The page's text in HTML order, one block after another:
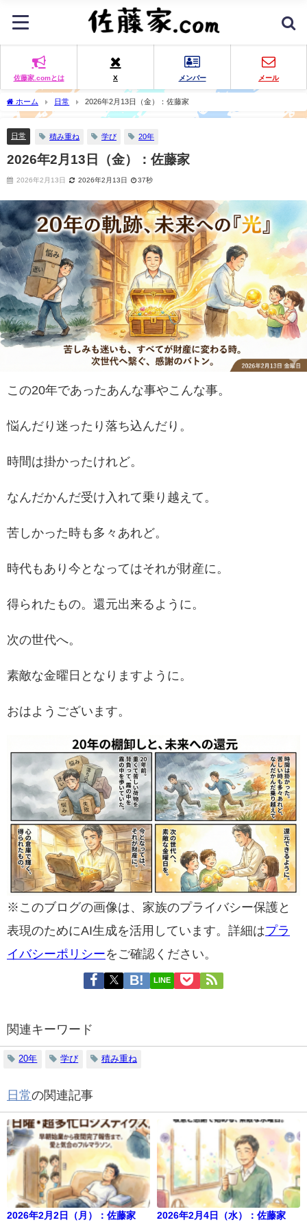
佐藤家.comとは X メンバー メール
ホーム 日常 2026年2月13日（金）：佐藤家
日常 積み重ね 学び 20年
2026年2月13日（金）：佐藤家
2026年2月13日 2026年2月13日 37秒
この20年であったあんな事やこんな事。
悩んだり迷ったり落ち込んだり。
時間は掛かったけれど。
なんだかんだ受け入れて乗り越えて。
苦しかった時も多々あれど。
時代もあり今となってはそれが財産に。
得られたもの。還元出来るように。
次の世代へ。
素敵な金曜日となりますように。
おはようございます。
※このブログの画像は、家族のプライバシー保護と
表現のためにAI生成を活用しています。詳細はプラ
イバシーポリシーをご確認ください。
LINE
関連キーワード
20年 学び 積み重ね
日常の関連記事
2026年2月2日（月）：佐藤家 2026年2月4日（水）：佐藤家